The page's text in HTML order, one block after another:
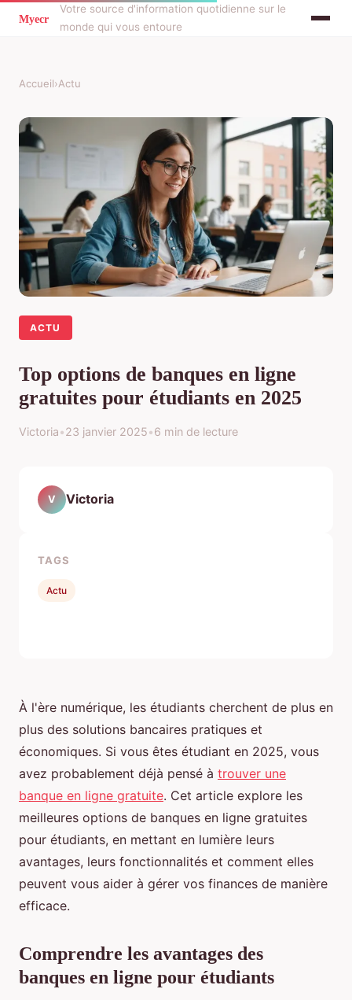
Votre source d'information quotidienne sur le
monde qui vous entoure
Accueil›Actu
ACTU
Top options de banques en ligne
gratuites pour étudiants en 2025
Victoria•23 janvier 2025•6 min de lecture
À l'ère numérique, les étudiants cherchent de plus en
plus des solutions bancaires pratiques et
économiques. Si vous êtes étudiant en 2025, vous
avez probablement déjà pensé à trouver une
banque en ligne gratuite. Cet article explore les
meilleures options de banques en ligne gratuites
pour étudiants, en mettant en lumière leurs
avantages, leurs fonctionnalités et comment elles
peuvent vous aider à gérer vos finances de manière
efficace.
Comprendre les avantages des
banques en ligne pour étudiants
V Victoria
TAGS
Actu